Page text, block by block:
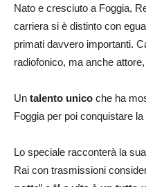
Nato e cresciuto a Foggia,
carriera si è distinto con
primati davvero importanti.
radiofonico, ma anche
Un talento unico che ha
Foggia per poi conquistare
Lo speciale racconterà la
Rai con trasmissioni